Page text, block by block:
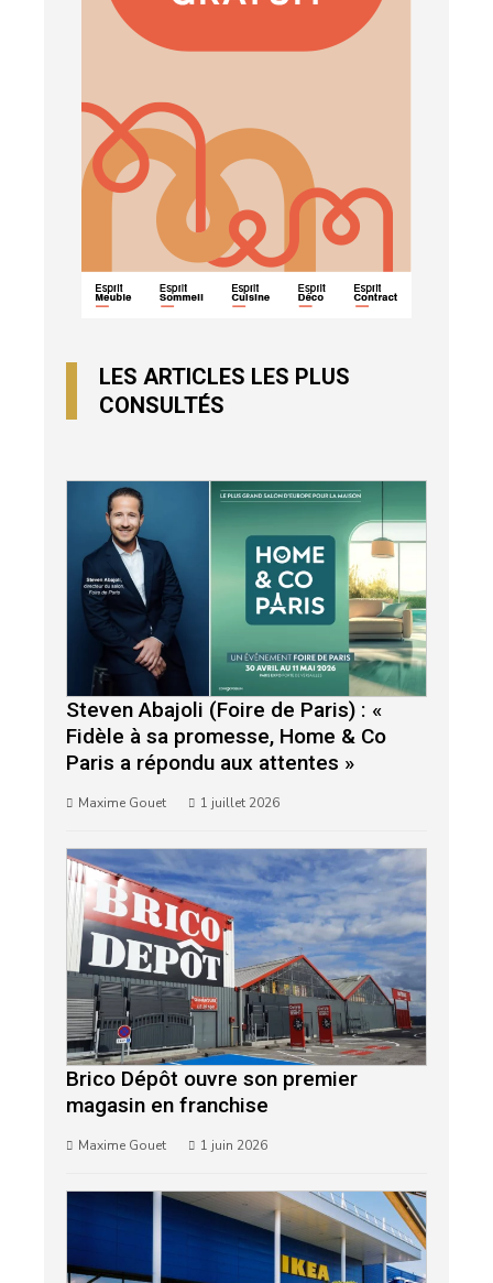
LES ARTICLES LES PLUS
CONSULTÉS
Steven Abajoli (Foire de Paris) : «
Fidèle à sa promesse, Home & Co
Paris a répondu aux attentes »
Maxime Gouet 1 juillet 2026
Brico Dépôt ouvre son premier
magasin en franchise
Maxime Gouet 1 juin 2026